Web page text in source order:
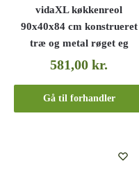
vidaXL køkkenreol
90x40x84 cm konstrueret
træ og metal røget eg
581,00kr.
Gå til forhandler